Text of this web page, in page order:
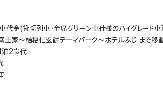
(貸切列車・全席グリーン車仕様のハイグレード車
家～桔梗信玄餅テーマパーク〜ホテルふじ まで移
泊2食代